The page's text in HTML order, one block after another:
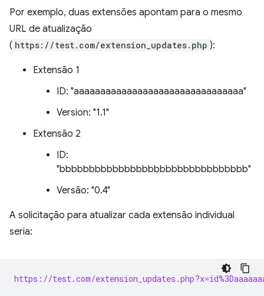
Por exemplo, duas extensões apontam para o mesmo
URL de atualização
( https://test.com/extension_updates.php ):
Extensão 1
ID: "aaaaaaaaaaaaaaaaaaaaaaaaaaaaaaaa"
Version: "1.1"
Extensão 2
ID:
"bbbbbbbbbbbbbbbbbbbbbbbbbbbbbbbb"
Versão: "0.4"
A solicitação para atualizar cada extensão individual
seria:
https://test.com/